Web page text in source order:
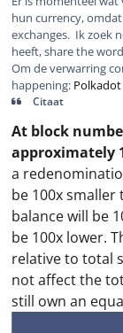
hun currency,
exchanges. Ik zoek
heeft, share the
Om de verwarring
happening:
Citaat
At block
approximately
a
be 100x smaller
balance will be
be 100x lower.
relative to total
not affect the
still own an